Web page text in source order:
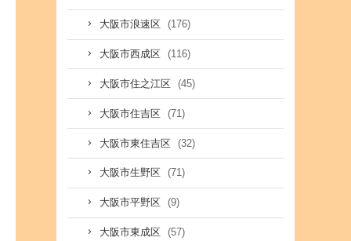
大阪市浪速区 (176)
大阪市西成区 (116)
大阪市住之江区 (45)
大阪市住吉区 (71)
大阪市東住吉区 (32)
大阪市生野区 (71)
大阪市平野区 (9)
大阪市東成区 (57)